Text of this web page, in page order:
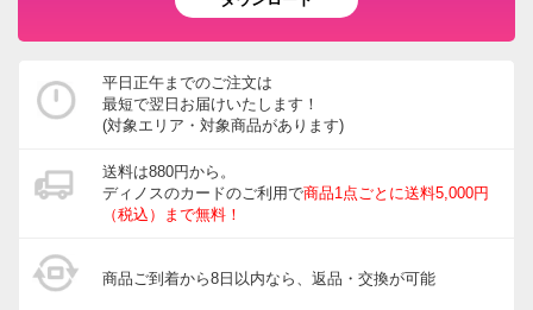
平日正午までのご注文は
最短で翌日お届けいたします！
(対象エリア・対象商品があります)
送料は880円から。
ディノスのカードのご利用で商品1点ごとに送料5,000円
（税込）まで無料！
商品ご到着から8日以内なら、返品・交換が可能